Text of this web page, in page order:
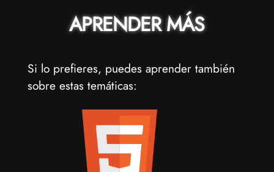
APRENDER MÁS
Si lo prefieres, puedes aprender también
sobre estas temáticas: